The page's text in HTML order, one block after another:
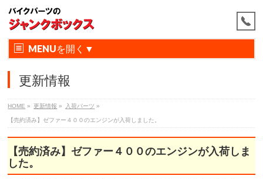
MENU
更新情報
HOME » 更新情報 » 入荷パーツ »
【売約済み】ゼファー４００のエンジンが入荷しました。
【売約済み】ゼファー４００のエンジンが入荷しま
した。